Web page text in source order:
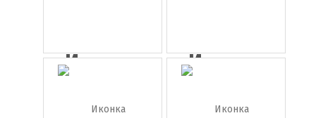
Иконка
зеленый
ав...
Иконка
грузовик